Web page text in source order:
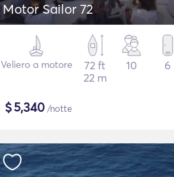
Motor Sailor 72
Veliero a motore
72 ft
22 m
10 6
$5,340 /notte